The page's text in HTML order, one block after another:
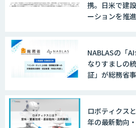
携。日米で建
ーションを推進
NABLASの「
なりすましの
証」が総務省
ロボティクス
年の最新動向